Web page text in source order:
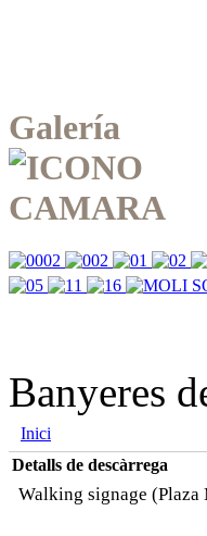
Galería
Banyeres
Inici
Detalls de descàrrega
Walking signage (Plaza